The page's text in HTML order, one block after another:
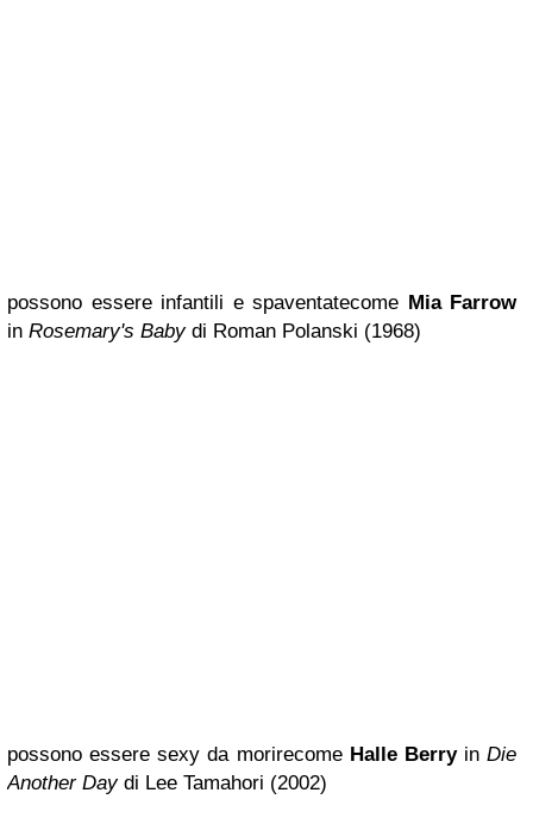
possono essere infantili e spaventatecome Mia Farrow
in Rosemary's Babydi Roman Polanski (1968)
possono essere sexy da morirecome Halle Berryin Die
Another Daydi Lee Tamahori (2002)